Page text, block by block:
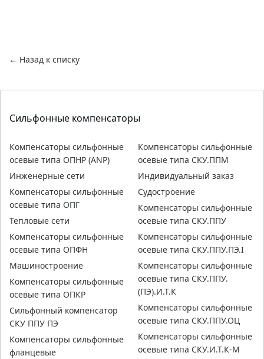
← Назад к списку
Сильфонные компенсаторы
Компенсаторы сильфонные
осевые типа ОПНР (ANР)
Инженерные сети
Компенсаторы сильфонные
осевые типа ОПГ
Тепловые сети
Компенсаторы сильфонные
осевые типа ОПФН
Машиностроение
Компенсаторы сильфонные
осевые типа ОПКР
Сильфонный компенсатор
СКУ ППУ ПЭ
Компенсаторы сильфонные
фланцевые
Компенсаторы сильфонные
осевые типа СКУ.ППМ
Индивидуальный заказ
Судостроение
Компенсаторы сильфонные
осевые типа СКУ.ППУ
Компенсаторы сильфонные
осевые типа СКУ.ППУ.ПЭ.I
Компенсаторы сильфонные
осевые типа СКУ.ППУ.
(ПЭ).И.Т.К
Компенсаторы сильфонные
осевые типа СКУ.ППУ.ОЦ
Компенсаторы сильфонные
осевые типа СКУ.И.Т.К-М